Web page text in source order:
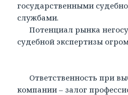
государственными
службами.
Потенциал рынка
судебной экспертизы
Ответственность при
компании – залог